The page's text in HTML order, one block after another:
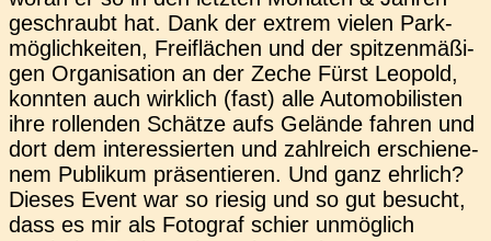
geschraubt hat. Dank der extrem vielen Park­
mög­lich­kei­ten, Frei­flä­chen und der spit­zen­mä­ßi­
gen Orga­ni­sa­ti­on an der Zeche Fürst Leo­pold,
konn­ten auch wirk­lich (fast) alle Auto­mo­bi­lis­ten
ihre rol­len­den Schät­ze aufs Gelän­de fahren und
dort dem inter­es­sier­ten und zahl­reich erschie­ne­
nem Publi­kum prä­sen­tie­ren. Und ganz ehr­lich?
Dieses Event war so riesig und so gut besucht,
dass es mir als Foto­graf schier unmög­lich